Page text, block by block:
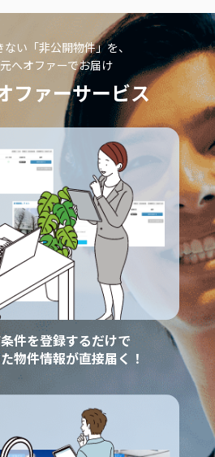
い「非公開物件」を、
へオファーでお届け
ファーサービス
件を登録するだけで
物件情報が直接届く！